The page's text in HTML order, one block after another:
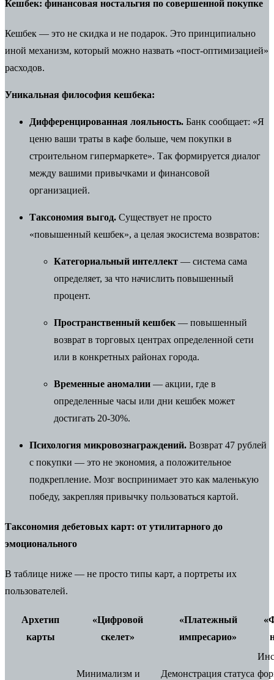
Кешбек: финансовая ностальгия по совершенной покупке
Кешбек — это не скидка и не подарок. Это принципиально
иной механизм, который можно назвать «пост-оптимизацией»
расходов.
Уникальная философия кешбека:
Дифференцированная лояльность. Банк сообщает: «Я
ценю ваши траты в кафе больше, чем покупки в
строительном гипермаркете». Так формируется диалог
между вашими привычками и финансовой
организацией.
Таксономия выгод. Существует не просто
«повышенный кешбек», а целая экосистема возвратов:
Категориальный интеллект — система сама
определяет, за что начислить повышенный
процент.
Пространственный кешбек — повышенный
возврат в торговых центрах определенной сети
или в конкретных районах города.
Временные аномалии — акции, где в
определенные часы или дни кешбек может
достигать 20-30%.
Психология микровознаграждений. Возврат 47 рублей
с покупки — это не экономия, а положительное
подкрепление. Мозг воспринимает это как маленькую
победу, закрепляя привычку пользоваться картой.
Таксономия дебетовых карт: от утилитарного до
эмоционального
В таблице ниже — не просто типы карт, а портреты их
пользователей.
Архетип
карты
«Цифровой
скелет»
«Платежный
импресарио»
Минимализм и
Демонстрация статуса